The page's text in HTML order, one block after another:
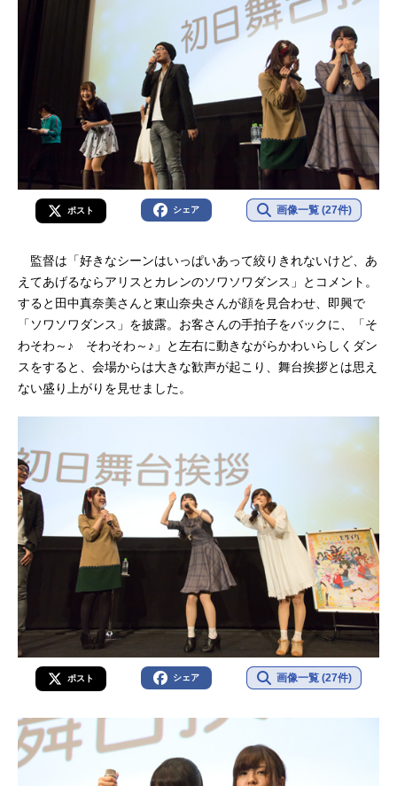
ポスト シェア 画像一覧 (27件)
監督は「好きなシーンはいっぱいあって絞りきれないけど、あ
えてあげるならアリスとカレンのソワソワダンス」とコメント。
すると田中真奈美さんと東山奈央さんが顔を見合わせ、即興で
「ソワソワダンス」を披露。お客さんの手拍子をバックに、「そ
わそわ～♪ そわそわ～♪」と左右に動きながらかわいらしくダン
スをすると、会場からは大きな歓声が起こり、舞台挨拶とは思え
ない盛り上がりを見せました。
ポスト シェア 画像一覧 (27件)